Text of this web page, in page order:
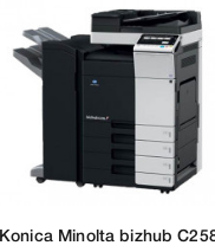
Konica Minolta bizhub